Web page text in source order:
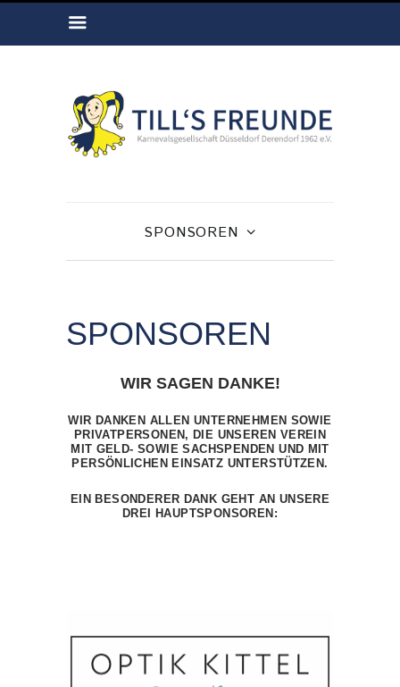
SPONSOREN
SPONSOREN
WIR SAGEN DANKE!
WIR DANKEN ALLEN UNTERNEHMEN SOWIE
PRIVATPERSONEN, DIE UNSEREN VEREIN
MIT GELD- SOWIE SACHSPENDEN UND MIT
PERSÖNLICHEN EINSATZ UNTERSTÜTZEN.
EIN BESONDERER DANK GEHT AN UNSERE
DREI HAUPTSPONSOREN: